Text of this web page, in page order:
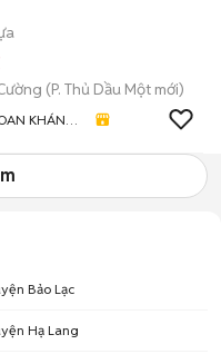
(P. Thủ Dầu Một mới)
KHÁNH
Bảo Lạc
Hạ Lang